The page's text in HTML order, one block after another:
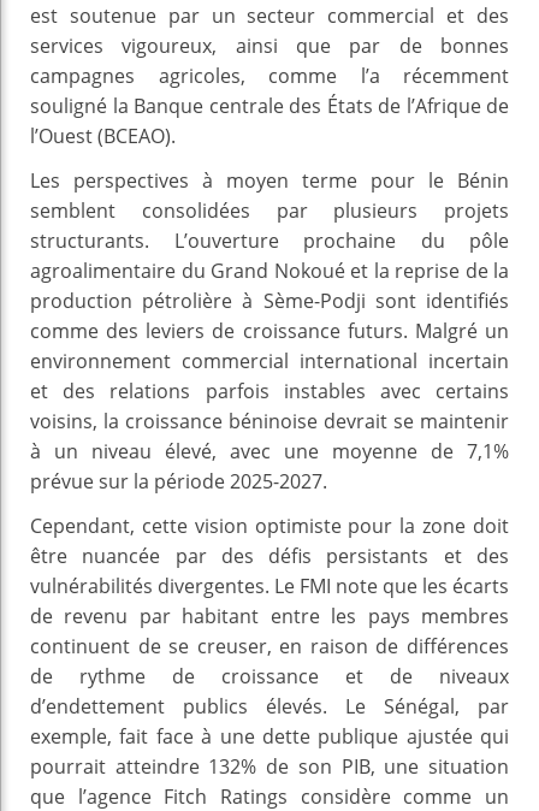
est soutenue par un secteur commercial et des
services vigoureux, ainsi que par de bonnes
campagnes agricoles, comme l’a récemment
souligné la Banque centrale des États de l’Afrique de
l’Ouest (BCEAO).
Les perspectives à moyen terme pour le Bénin
semblent consolidées par plusieurs projets
structurants. L’ouverture prochaine du pôle
agroalimentaire du Grand Nokoué et la reprise de la
production pétrolière à Sème-Podji sont identifiés
comme des leviers de croissance futurs. Malgré un
environnement commercial international incertain
et des relations parfois instables avec certains
voisins, la croissance béninoise devrait se maintenir
à un niveau élevé, avec une moyenne de 7,1%
prévue sur la période 2025-2027.
Cependant, cette vision optimiste pour la zone doit
être nuancée par des défis persistants et des
vulnérabilités divergentes. Le FMI note que les écarts
de revenu par habitant entre les pays membres
continuent de se creuser, en raison de différences
de rythme de croissance et de niveaux
d’endettement publics élevés. Le Sénégal, par
exemple, fait face à une dette publique ajustée qui
pourrait atteindre 132% de son PIB, une situation
que l’agence Fitch Ratings considère comme un